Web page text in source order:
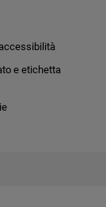
e etichetta